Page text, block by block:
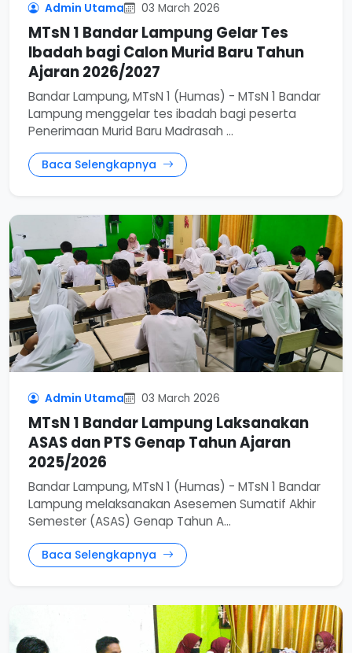
Admin Utama 03 March 2026
MTsN 1 Bandar Lampung Gelar Tes
Ibadah bagi Calon Murid Baru Tahun
Ajaran 2026/2027
Bandar Lampung, MTsN 1 (Humas) - MTsN 1 Bandar
Lampung menggelar tes ibadah bagi peserta
Penerimaan Murid Baru Madrasah ...
Baca Selengkapnya
Admin Utama 03 March 2026
MTsN 1 Bandar Lampung Laksanakan
ASAS dan PTS Genap Tahun Ajaran
2025/2026
Bandar Lampung, MTsN 1 (Humas) - MTsN 1 Bandar
Lampung melaksanakan Asesemen Sumatif Akhir
Semester (ASAS) Genap Tahun A...
Baca Selengkapnya